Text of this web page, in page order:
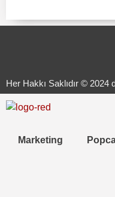
Her Hakkı Saklıdır © 2024
Marketing